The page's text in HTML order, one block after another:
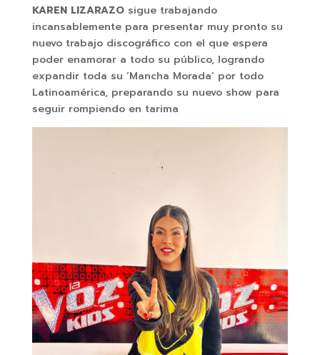
KAREN LIZARAZOsigue trabajando
incansablemente para presentar muy pronto su
nuevo trabajo discográfico con el que espera
poder enamorar a todo su público, logrando
expandir toda su ‘Mancha Morada’ por todo
Latinoamérica, preparando su nuevo show para
seguir rompiendo en tarima